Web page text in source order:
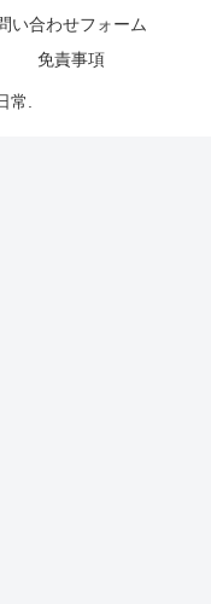
い合わせフォーム
免責事項
常.